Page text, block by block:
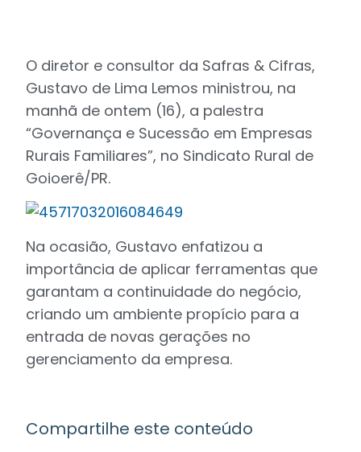
O diretor e consultor da Safras & Cifras,
Gustavo de Lima Lemos ministrou, na
manhã de ontem (16), a palestra
“Governança e Sucessão em Empresas
Rurais Familiares”, no Sindicato Rural de
Goioerê/PR.
Na ocasião, Gustavo enfatizou a
importância de aplicar ferramentas que
garantam a continuidade do negócio,
criando um ambiente propício para a
entrada de novas gerações no
gerenciamento da empresa.
Compartilhe este conteúdo